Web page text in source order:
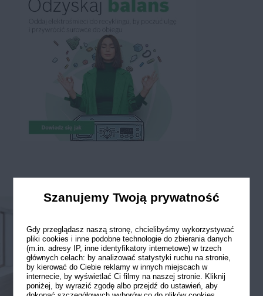
Szanujemy Twoją prywatność
Gdy przeglądasz naszą stronę, chcielibyśmy wykorzystywać
pliki cookies i inne podobne technologie do zbierania danych
(m.in. adresy IP, inne identyfikatory internetowe) w trzech
głównych celach: by analizować statystyki ruchu na stronie,
by kierować do Ciebie reklamy w innych miejscach w
internecie, by wyświetlać Ci filmy na naszej stronie. Kliknij
poniżej, by wyrazić zgodę albo przejdź do ustawień, aby